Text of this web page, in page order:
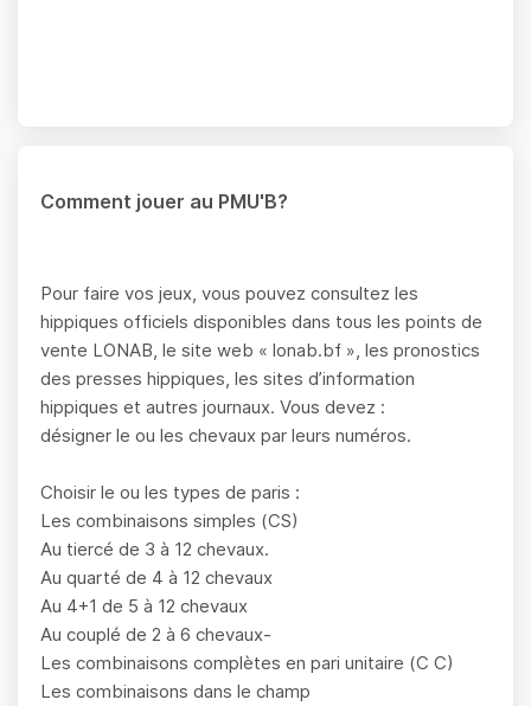
Comment jouer au PMU'B?
Pour faire vos jeux, vous pouvez consultez les
hippiques officiels disponibles dans tous les points de
vente LONAB, le site web « lonab.bf », les pronostics
des presses hippiques, les sites d’information
hippiques et autres journaux. Vous devez :
désigner le ou les chevaux par leurs numéros.
Choisir le ou les types de paris :
Les combinaisons simples (CS)
Au tiercé de 3 à 12 chevaux.
Au quarté de 4 à 12 chevaux
Au 4+1 de 5 à 12 chevaux
Au couplé de 2 à 6 chevaux-
Les combinaisons complètes en pari unitaire (C C)
Les combinaisons dans le champ